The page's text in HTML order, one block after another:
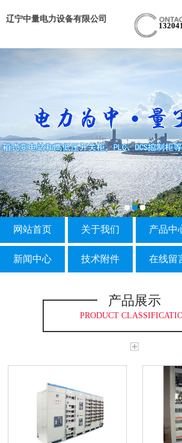
辽宁中量电力设备有限公司
网站首页 关于我们 产品中
新闻中心 技术附件 在线留
产品展示
PRODUCT